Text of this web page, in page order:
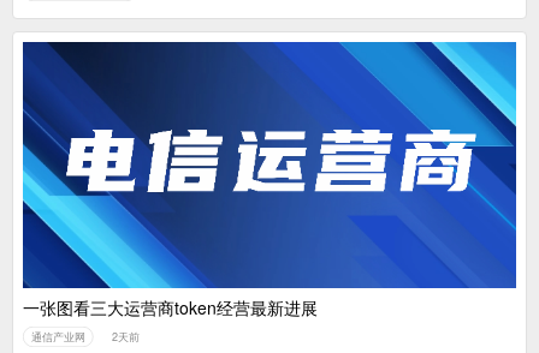
一张图看三大运营商token经营最新进展
通信产业网 2天前